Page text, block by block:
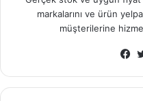
markalarını ve ürün
müşterilerine
a